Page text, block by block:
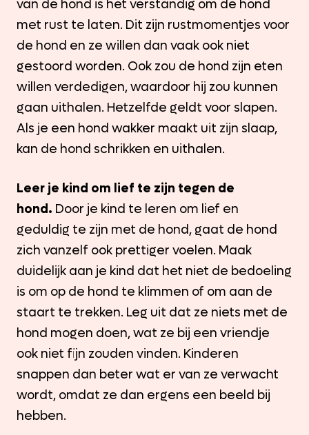
van de hond is het verstandig om de hond
met rust te laten. Dit zijn rustmomentjes voor
de hond en ze willen dan vaak ook niet
gestoord worden. Ook zou de hond zijn eten
willen verdedigen, waardoor hij zou kunnen
gaan uithalen. Hetzelfde geldt voor slapen.
Als je een hond wakker maakt uit zijn slaap,
kan de hond schrikken en uithalen.
Leer je kind om lief te zijn tegen de
hond. Door je kind te leren om lief en
geduldig te zijn met de hond, gaat de hond
zich vanzelf ook prettiger voelen. Maak
duidelijk aan je kind dat het niet de bedoeling
is om op de hond te klimmen of om aan de
staart te trekken. Leg uit dat ze niets met de
hond mogen doen, wat ze bij een vriendje
ook niet fijn zouden vinden. Kinderen
snappen dan beter wat er van ze verwacht
wordt, omdat ze dan ergens een beeld bij
hebben.